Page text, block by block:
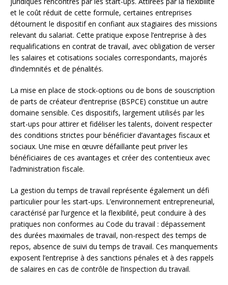
et le coût réduit de cette formule, certaines entreprises
détournent le dispositif en confiant aux stagiaires des missions
relevant du salariat. Cette pratique expose l’entreprise à des
requalifications en contrat de travail, avec obligation de verser
les salaires et cotisations sociales correspondants, majorés
d’indemnités et de pénalités.
La mise en place de stock-options ou de bons de souscription
de parts de créateur d’entreprise (BSPCE) constitue un autre
domaine sensible. Ces dispositifs, largement utilisés par les
start-ups pour attirer et fidéliser les talents, doivent respecter
des conditions strictes pour bénéficier d’avantages fiscaux et
sociaux. Une mise en œuvre défaillante peut priver les
bénéficiaires de ces avantages et créer des contentieux avec
l’administration fiscale.
La gestion du temps de travail représente également un défi
particulier pour les start-ups. L’environnement entrepreneurial,
caractérisé par l’urgence et la flexibilité, peut conduire à des
pratiques non conformes au Code du travail : dépassement
des durées maximales de travail, non-respect des temps de
repos, absence de suivi du temps de travail. Ces manquements
exposent l’entreprise à des sanctions pénales et à des rappels
de salaires en cas de contrôle de l’inspection du travail.